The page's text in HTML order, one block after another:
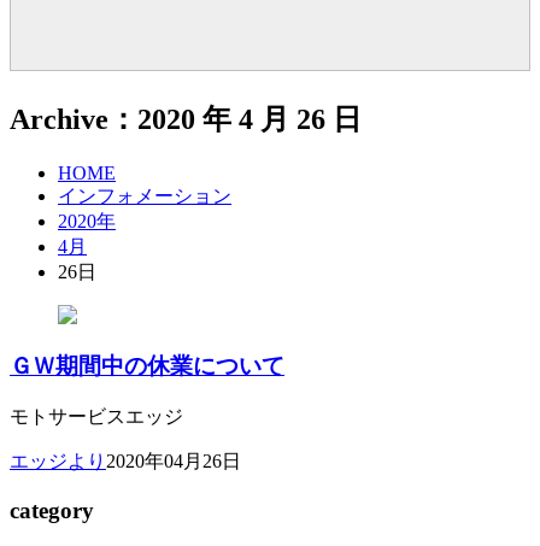
Archive：2020 年 4 月 26 日
HOME
インフォメーション
2020年
4月
26日
ＧＷ期間中の休業について
モトサービスエッジ
エッジより 2020年04月26日
category